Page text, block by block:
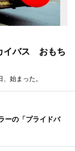
イバス おもち
始まった。
ーの「プライドバ